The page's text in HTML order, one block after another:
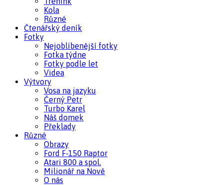
Kola
Různé
Čtenářský deník
Fotky
Nejoblíbenější fotky
Fotka týdne
Fotky podle let
Videa
Výtvory
Vosa na jazyku
Černý Petr
Turbo Karel
Náš domek
Překlady
Různé
Obrazy
Ford F-150 Raptor
Atari 800 a spol.
Milionář na Nově
O nás